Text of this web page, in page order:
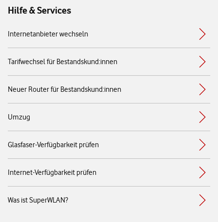
Hilfe & Services
Internetanbieter wechseln
Tarifwechsel für Bestandskund:innen
Neuer Router für Bestandskund:innen
Umzug
Glasfaser-Verfügbarkeit prüfen
Internet-Verfügbarkeit prüfen
Was ist SuperWLAN?